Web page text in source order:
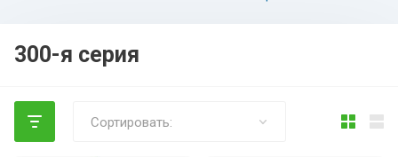
300-я серия
Сортировать: